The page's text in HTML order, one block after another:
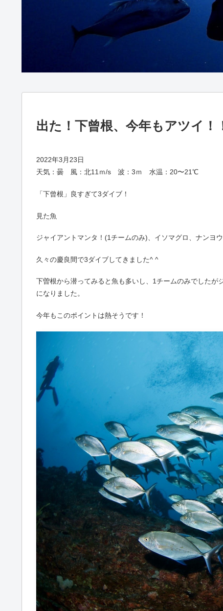
出た！下曾根、今年もアツイ！
2022年3月23日
天気：曇 風：北11ｍ/s 波：3ｍ 水温：20〜21℃
「下曾根」良すぎて3ダイブ！
見た魚
ジャイアントマンタ！(1チームのみ)、イソマグロ、ナンヨ
久々の慶良間で3ダイブしてきました^ ^
下曽根から潜ってみると魚も多いし、1チームのみでした
になりました。
今年もこのポイントは熱そうです！